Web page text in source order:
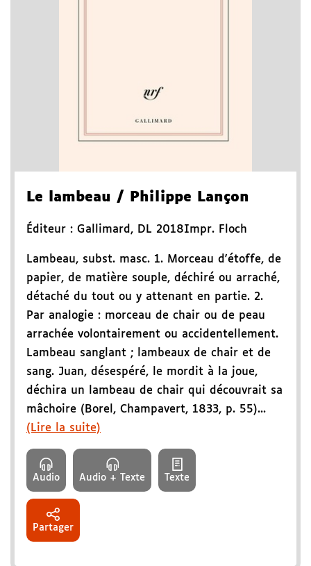
Le lambeau / Philippe Lançon
Éditeur : Gallimard , DL 2018Impr. Floch
Lambeau, subst. masc. 1. Morceau d'étoffe, de
papier, de matière souple, déchiré ou arraché,
détaché du tout ou y attenant en partie. 2.
Par analogie : morceau de chair ou de peau
arrachée volontairement ou accidentellement.
Lambeau sanglant ; lambeaux de chair et de
sang. Juan, désespéré, le mordit à la joue,
déchira un lambeau de chair qui découvrait sa
mâchoire (Borel, Champavert, 1833, p. 55)...
(Lire la suite)
Audio Audio + Texte Texte
Partager